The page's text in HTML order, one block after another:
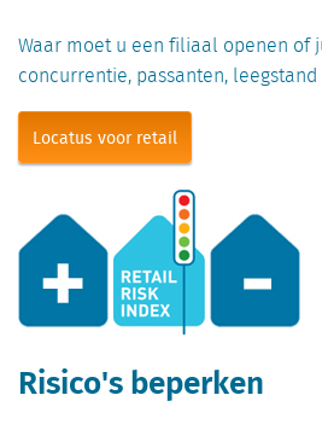
Waar moet u een filiaal openen of
concurrentie, passanten,
Locatus voor retail
Risico's beperken